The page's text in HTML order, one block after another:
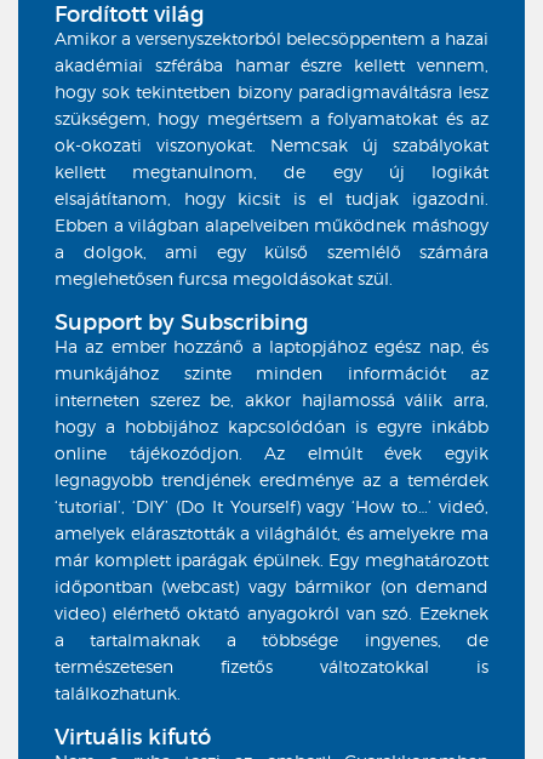
Fordított világ
Amikor a versenyszektorból belecsöppentem a hazai
akadémiai szférába hamar észre kellett vennem,
hogy sok tekintetben bizony paradigmaváltásra lesz
szükségem, hogy megértsem a folyamatokat és az
ok-okozati viszonyokat. Nemcsak új szabályokat
kellett megtanulnom, de egy új logikát
elsajátítanom, hogy kicsit is el tudjak igazodni.
Ebben a világban alapelveiben működnek máshogy
a dolgok, ami egy külső szemlélő számára
meglehetősen furcsa megoldásokat szül.
Support by Subscribing
Ha az ember hozzánő a laptopjához egész nap, és
munkájához szinte minden információt az
interneten szerez be, akkor hajlamossá válik arra,
hogy a hobbijához kapcsolódóan is egyre inkább
online tájékozódjon. Az elmúlt évek egyik
legnagyobb trendjének eredménye az a temérdek
‘tutorial’, ‘DIY’ (Do It Yourself) vagy‘How to …’ videó,
amelyek elárasztották a világhálót, és amelyekre ma
már komplett iparágak épülnek. Egy meghatározott
időpontban (webcast) vagy bármikor (on demand
video) elérhető oktató anyagokról van szó. Ezeknek
a tartalmaknak a többsége ingyenes, de
természetesen fizetős változatokkal is
találkozhatunk.
Virtuális kifutó